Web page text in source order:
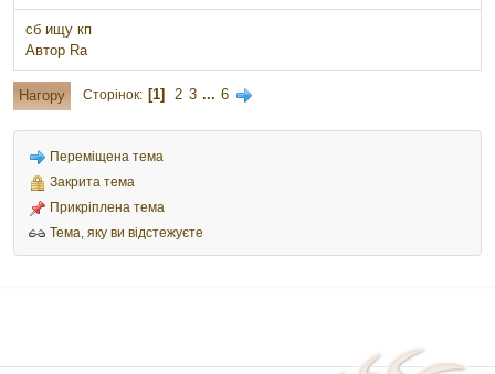
сб ищу кп
Автор Ra
Нагору Сторінок 1 2 3 ... 6
Переміщена тема
Закрита тема
Прикріплена тема
Тема, яку ви відстежуєте